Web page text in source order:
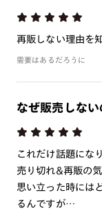
再販しない理由を
需要はあるだろうに
なぜ販売しない
これだけ話題にな
売り切れ&再販の気
思い立った時には
るんですが…